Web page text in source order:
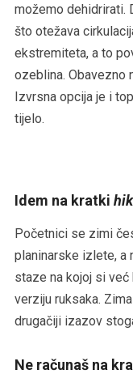
možemo dehidrirati.
što otežava
ekstremiteta, a to
ozeblina. Obavezno
Izvrsna opcija je i
tijelo.
Idem na kratki
Početnici se zimi
planinarske izlete, a
staze na kojoj si već
verziju ruksaka.
drugačiji izazov
Ne računaš na